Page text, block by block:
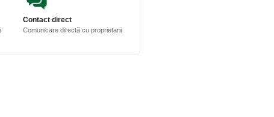
Contact direct
Comunicare directă cu proprietarii